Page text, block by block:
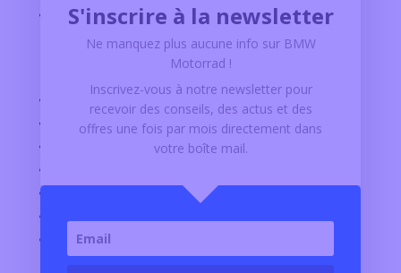
BMW MOTORRAD TOULOUSE
CONFIGURATEUR BMW MOTORRAD
MOTOS D’OCCASION
ACTUALITÉ BMW MOTORRAD
PARTENAIRES
S'inscrire à la newsletter
Ne manquez plus aucune info sur BMW
Motorrad !
Inscrivez-vous à notre newsletter pour
recevoir des conseils, des actus et des
offres une fois par mois directement dans
votre boîte mail.